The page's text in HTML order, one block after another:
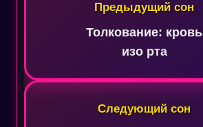
записям
Предыдущий сон
Толкование: кровь
изо рта
Следующий сон